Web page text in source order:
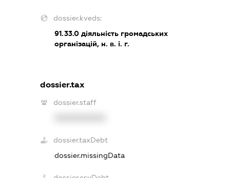
dossier.kveds:
91.33.0 діяльність громадських
організацій, н. в. і. г.
dossier.tax
dossier.staff
dossier.taxDebt
dossier.missingData